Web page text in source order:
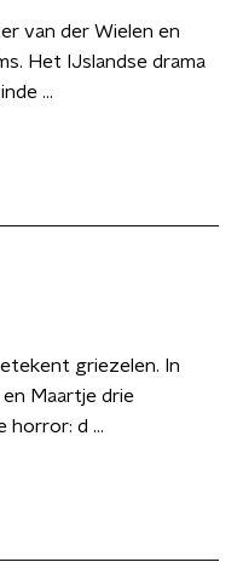
van der Wielen en
Het IJslandse drama
...
griezelen. In
en Maartje drie
horror: d ...